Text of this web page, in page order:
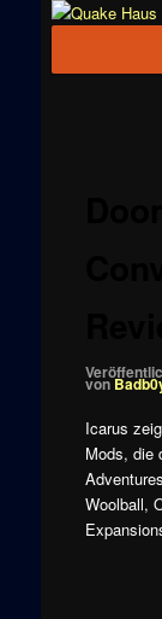
News zu
von
Icarus
Mods, die
Woolball,